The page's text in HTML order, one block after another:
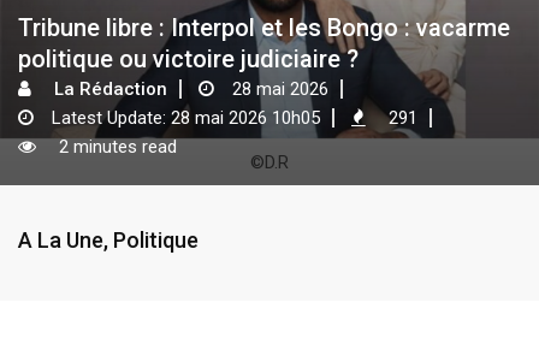
Tribune libre : Interpol et les Bongo : vacarme
politique ou victoire judiciaire ?
La Rédaction
28 mai 2026
Latest Update: 28 mai 2026 10h05
291
2 minutes read
©D.R
A La Une, Politique